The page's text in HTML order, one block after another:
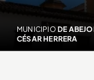
MUNICIPIO DE
CÉSAR HERRERA